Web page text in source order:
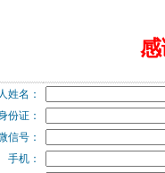
姓名：
份证：
信号：
手机：